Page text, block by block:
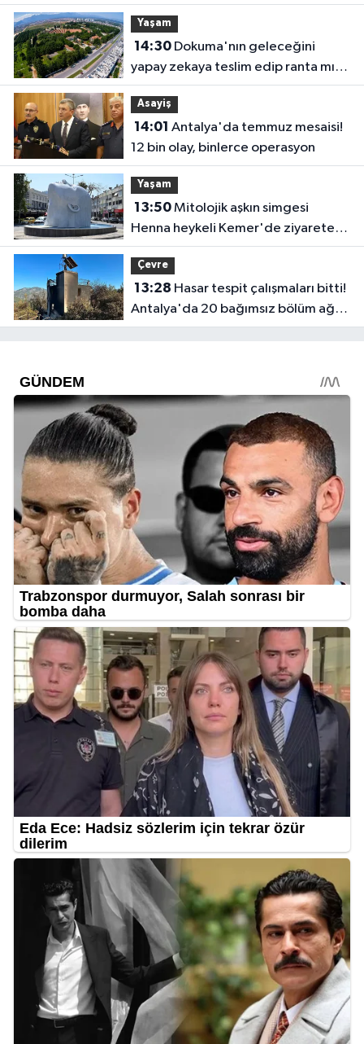
çatısına çıktı
Yaşam
14:30Dokuma'nın geleceğini
yapay zekaya teslim edip ranta mı
açacaksınız?
Asayiş
14:01
12 bin olay, binlerce operasyon
Yaşam
13:50Mitolojik aşkın simgesi
Henna heykeli Kemer'de ziyarete
açıldı
Çevre
13:28
Antalya'da 20 bağımsız bölüm ağır
hasar gördü